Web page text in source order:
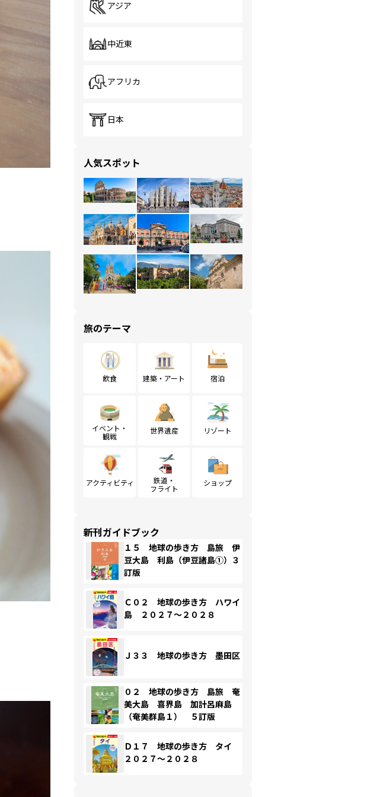
アジア
中近東
アフリカ
日本
人気スポット
旅のテーマ
飲食 建築・アート 宿泊
イベント・
観戦
世界遺産 リゾート
アクティビティ
鉄道・
フライト
ショップ
新刊ガイドブック
１５ 地球の歩き方 島旅 伊
豆大島 利島（伊豆諸島①）３
訂版
Ｃ０２ 地球の歩き方 ハワイ
島 ２０２７～２０２８
Ｊ３３ 地球の歩き方 墨田区
０２ 地球の歩き方 島旅 奄
美大島 喜界島 加計呂麻島
（奄美群島１） ５訂版
Ｄ１７ 地球の歩き方 タイ
２０２７～２０２８